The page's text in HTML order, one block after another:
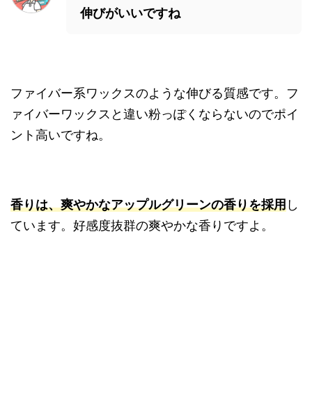
伸びがいいですね
ファイバー系ワックスのような伸びる質感です。フ
ァイバーワックスと違い粉っぽくならないのでポイ
ント高いですね。
香りは、爽やかなアップルグリーンの香りを採用し
ています。好感度抜群の爽やかな香りですよ。